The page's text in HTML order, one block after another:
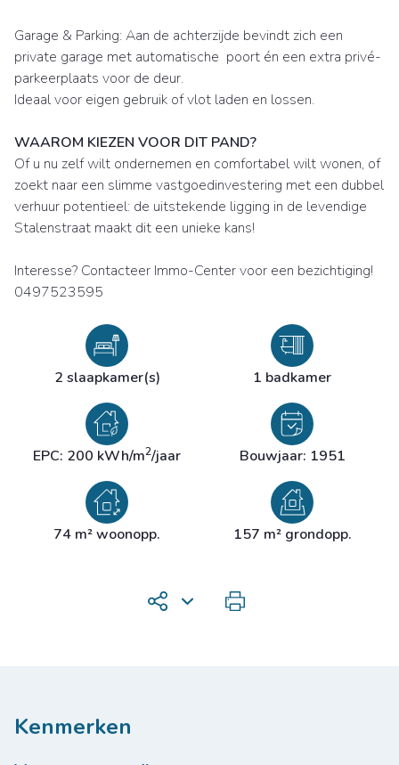
Garage & Parking: Aan de achterzijde bevindt zich een
private garage met automatische poort én een extra privé-
parkeerplaats voor de deur.
Ideaal voor eigen gebruik of vlot laden en lossen.
WAAROM KIEZEN VOOR DIT PAND?
Of u nu zelf wilt ondernemen en comfortabel wilt wonen, of
zoekt naar een slimme vastgoedinvestering met een dubbel
verhuur potentieel: de uitstekende ligging in de levendige
Stalenstraat maakt dit een unieke kans!
Interesse? Contacteer Immo-Center voor een bezichtiging!
0497523595
2 slaapkamer(s) 1 badkamer
EPC: 200 kWh/m2/jaar Bouwjaar: 1951
74 m² woonopp. 157 m² grondopp.
Kenmerken